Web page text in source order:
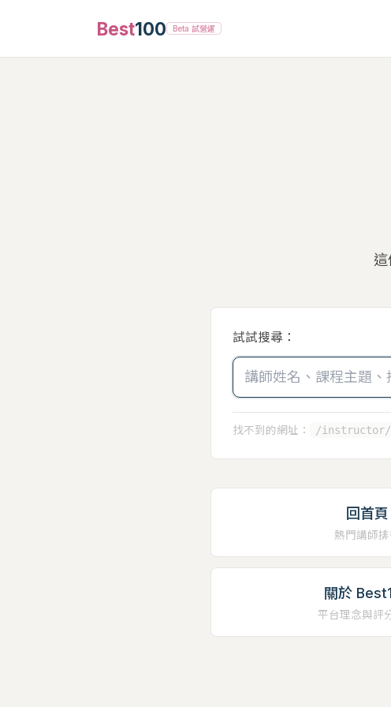
Best100 Beta 試營運
試試搜尋：
找不到的網址： /instructor/
回首頁
熱門講師排
關於
平台理念與評